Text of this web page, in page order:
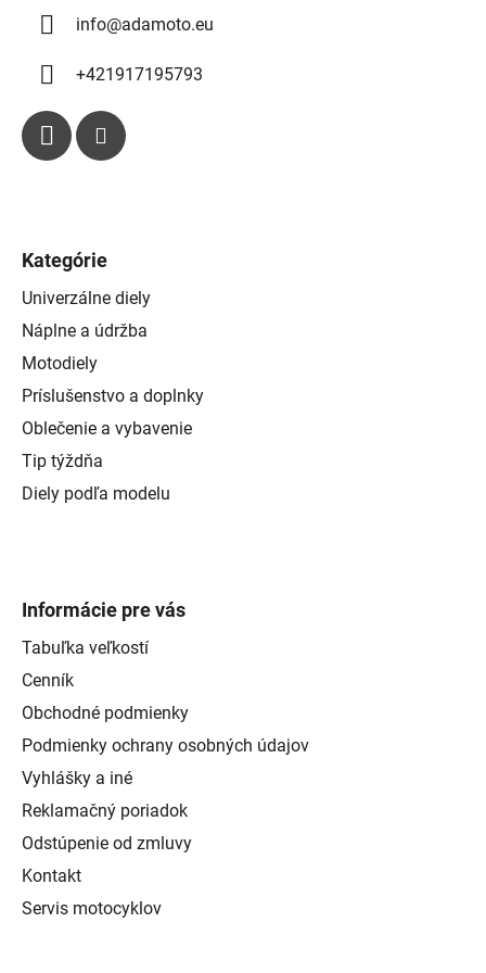
info@adamoto.eu
+421917195793
Kategórie
Univerzálne diely
Náplne a údržba
Motodiely
Príslušenstvo a doplnky
Oblečenie a vybavenie
Tip týždňa
Diely podľa modelu
Informácie pre vás
Tabuľka veľkostí
Cenník
Obchodné podmienky
Podmienky ochrany osobných údajov
Vyhlášky a iné
Reklamačný poriadok
Odstúpenie od zmluvy
Kontakt
Servis motocyklov